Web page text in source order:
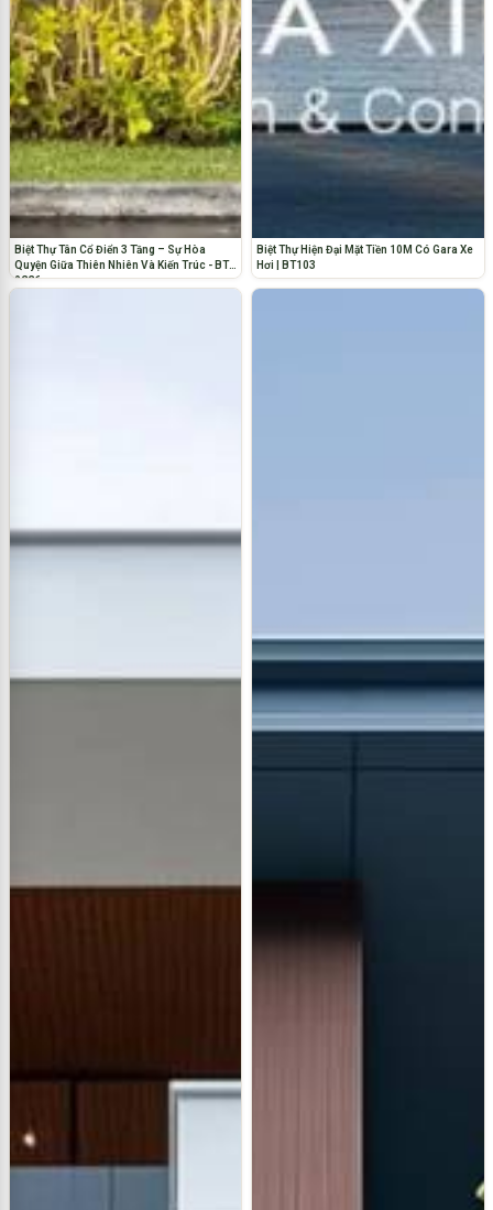
Biệt Thự Tân Cổ Điển 3 Tầng – Sự Hòa
Quyện Giữa Thiên Nhiên Và Kiến Trúc - BT-
0226
Biệt Thự Hiện Đại Mặt Tiền 10M Có Gara Xe
Hơi | BT103